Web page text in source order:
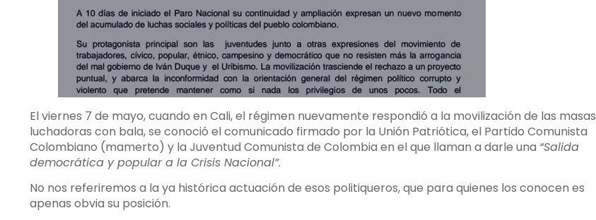
El viernes 7 de mayo, cuando en Cali, el régimen nuevamente respondió a la movilización de las masas
luchadoras con bala, se conoció el comunicado firmado por la Unión Patriótica, el Partido Comunista
Colombiano (mamerto) y la Juventud Comunista de Colombia en el que llaman a darle una “Salida
democrática y popular a la Crisis Nacional”.
No nos referiremos a la ya histórica actuación de esos politiqueros, que para quienes los conocen es
apenas obvia su posición.